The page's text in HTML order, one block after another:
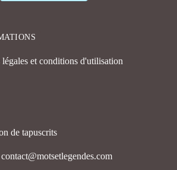
et conditions d'utilisation
de tapuscrits